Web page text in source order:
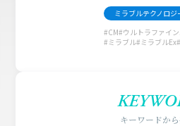
ミラブルテクノロジ
CM ウルトラファイ
ミラブル ミラブルEx
キーワードか